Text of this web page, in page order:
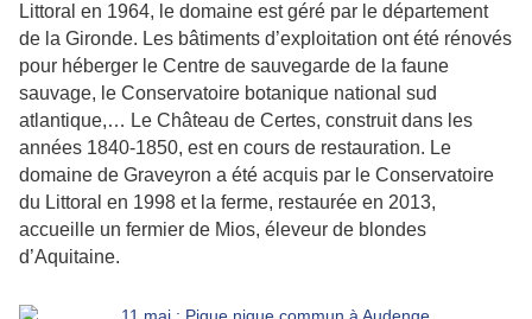
Littoral en 1964, le domaine est géré par le département
de la Gironde. Les bâtiments d’exploitation ont été rénovés
pour héberger le Centre de sauvegarde de la faune
sauvage, le Conservatoire botanique national sud
atlantique,… Le Château de Certes, construit dans les
années 1840-1850, est en cours de restauration. Le
domaine de Graveyron a été acquis par le Conservatoire
du Littoral en 1998 et la ferme, restaurée en 2013,
accueille un fermier de Mios, éleveur de blondes
d’Aquitaine.